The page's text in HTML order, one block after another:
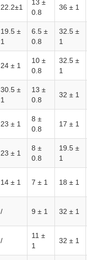
22.2±1
13 ±
0.8
36 ± 1
19.5 ±
1
6.5 ±
0.8
32.5 ±
1
24 ± 1
10 ±
0.8
32.5 ±
1
30.5 ±
1
13 ±
0.8
32 ± 1
23 ± 1
8 ±
0.8
17 ± 1
23 ± 1
8 ±
0.8
19.5 ±
1
14 ± 1 7 ± 1 18 ± 1
/ 9 ± 1 32 ± 1
/
11 ±
1
32 ± 1